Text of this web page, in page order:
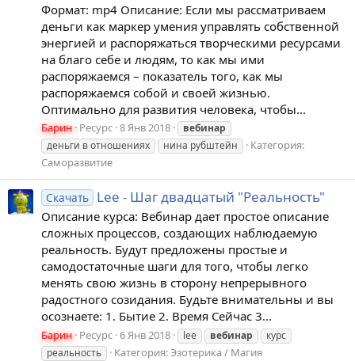
Формат: mp4 Описание: Если мы рассматриваем
деньги как маркер умения управлять собственной
энергией и распоряжаться творческими ресурсами
на благо себе и людям, то как мы ими
распоряжаемся – показатель того, как мы
распоряжаемся собой и своей жизнью.
Оптимально для развития человека, чтобы...
Барин Ресурс 8 Янв 2018
вебинар
деньги в отношениях
нина рубштейн
Категория:
Саморазвитие
Скачать Lee - Шаг двадцатый "Реальность"
Описание курса: Вебинар дает простое описание
сложных процессов, создающих наблюдаемую
реальность. Будут предложены простые и
самодостаточные шаги для того, чтобы легко
менять свою жизнь в сторону непрерывного
радостного созидания. Будьте внимательны и вы
осознаете: 1. Бытие 2. Время Сейчас 3...
Барин Ресурс 6 Янв 2018 lee вебинар
курс
реальность
Категория:Эзотерика / Магия